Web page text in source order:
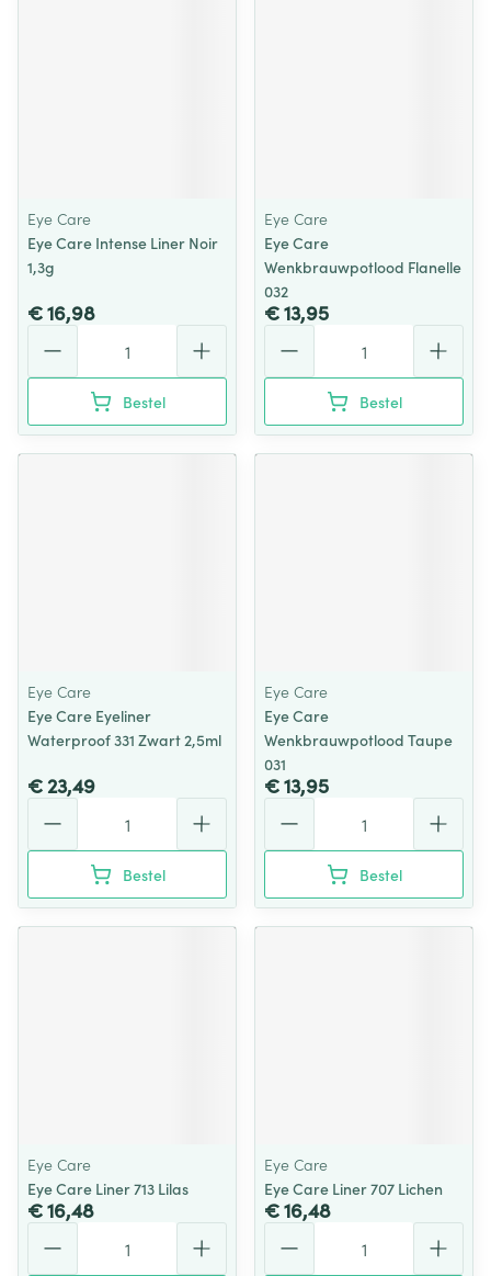
Eye Care
Eye Care Intense Liner Noir
1,3g
€ 16,98
Bestel
Eye Care
Eye Care
Wenkbrauwpotlood Flanelle
032
€ 13,95
Bestel
Eye Care
Eye Care Eyeliner
Waterproof 331 Zwart 2,5ml
€ 23,49
Bestel
Eye Care
Eye Care
Wenkbrauwpotlood Taupe
031
€ 13,95
Bestel
Eye Care
Eye Care Liner 713 Lilas
€ 16,48
Eye Care
Eye Care Liner 707 Lichen
€ 16,48